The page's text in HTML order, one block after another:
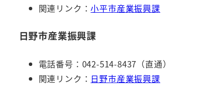
関連リンク：小平市産業振興課
日野市産業振興課
電話番号：042-514-8437（直通）
関連リンク： 日野市産業振興課